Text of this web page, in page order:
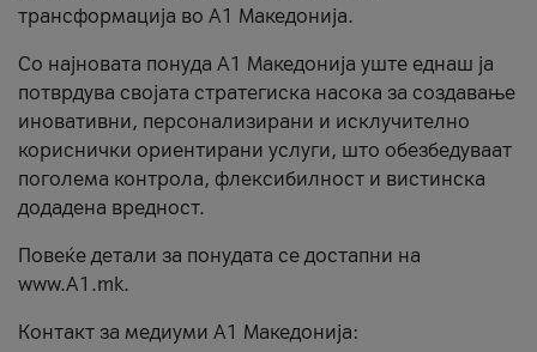
трансформација во А1 Македонија.
Со најновата понуда А1 Македонија уште еднаш ја
потврдува својата стратегиска насока за создавање
иновативни, персонализирани и исклучително
кориснички ориентирани услуги, што обезбедуваат
поголема контрола, флексибилност и вистинска
додадена вредност.
Повеќе детали за понудата се достапни на
www.А1.mk.
Контакт за медиуми А1 Македонија: